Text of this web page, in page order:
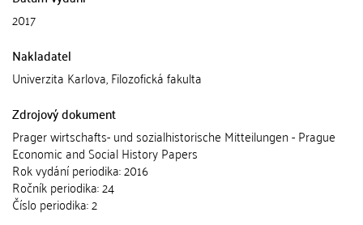
2017
Nakladatel
Univerzita Karlova, Filozofická fakulta
Zdrojový dokument
Prager wirtschafts- und sozialhistorische Mitteilungen - Prague
Economic and Social History Papers
Rok vydání periodika: 2016
Ročník periodika: 24
Číslo periodika: 2